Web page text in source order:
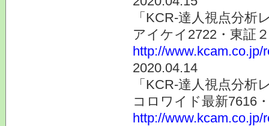
「KCR-達人視点分析
アイケイ2722・東証
http://www.kcam.co.jp/
2020.04.14
「KCR-達人視点分析
コロワイド最新7616
http://www.kcam.co.jp/